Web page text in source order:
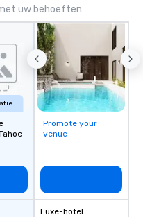
infectious enough to
engaged and
the night. ► Pop Nouveau has
decades of
weddings all over the
ready to provide you
soundtrack to
of your special day!
mood for your "I do"
creating a swinging
for dinner which lead
Pop Nouveau will be
of the way to make
uw behoeften
Promote your
venue
Luxe-hotel